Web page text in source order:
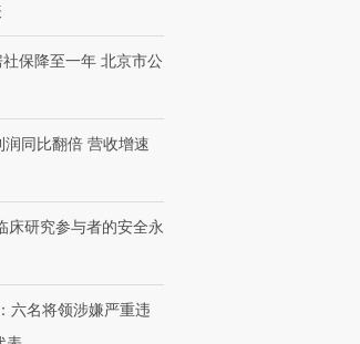
保降至一年 北京市公
同比翻倍 营收增速
床研究参与者的安全永
六名将领涉嫌严重违